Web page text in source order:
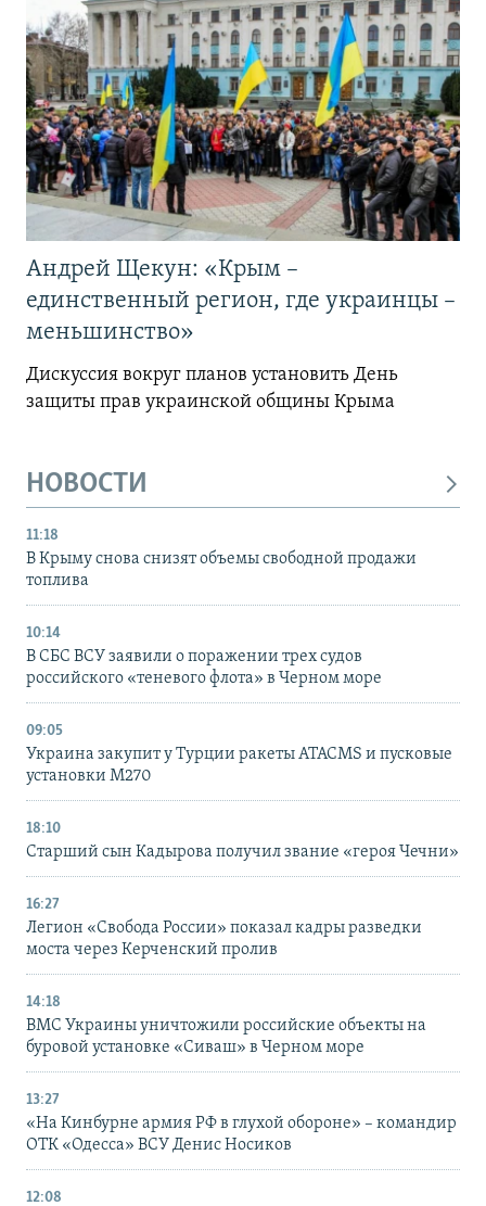
Андрей Щекун: «Крым –
единственный регион, где украинцы –
меньшинство»
Дискуссия вокруг планов установить День
защиты прав украинской общины Крыма
НОВОСТИ
11:18
В Крыму снова снизят объемы свободной продажи
топлива
10:14
В СБС ВСУ заявили о поражении трех судов
российского «теневого флота» в Черном море
09:05
Украина закупит у Турции ракеты ATACMS и пусковые
установки M270
18:10
Старший сын Кадырова получил звание «героя Чечни»
16:27
Легион «Свобода России» показал кадры разведки
моста через Керченский пролив
14:18
ВМС Украины уничтожили российские объекты на
буровой установке «Сиваш» в Черном море
13:27
«На Кинбурне армия РФ в глухой обороне» – командир
ОТК «Одесса» ВСУ Денис Носиков
12:08